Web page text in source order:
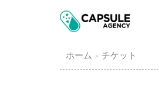
ホーム » チケット